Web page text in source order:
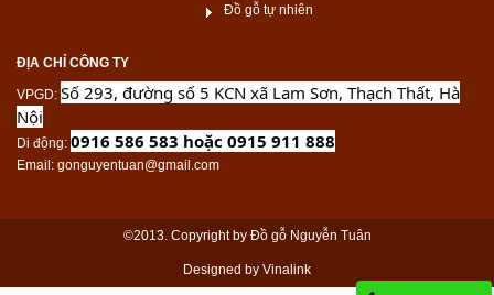
Đồ gỗ tự nhiên
ĐỊA CHỈ CÔNG TY
VPGD: Số 293, đường số 5 KCN xã Lam Sơn, Thạch Thất, Hà
Nội
Di động: 0916 586 583 hoặc 0915 911 888
Email : gonguyentuan@gmail.com
©2013. Copyright by Đồ gỗ Nguyễn Tuân
Designed by Vinalink